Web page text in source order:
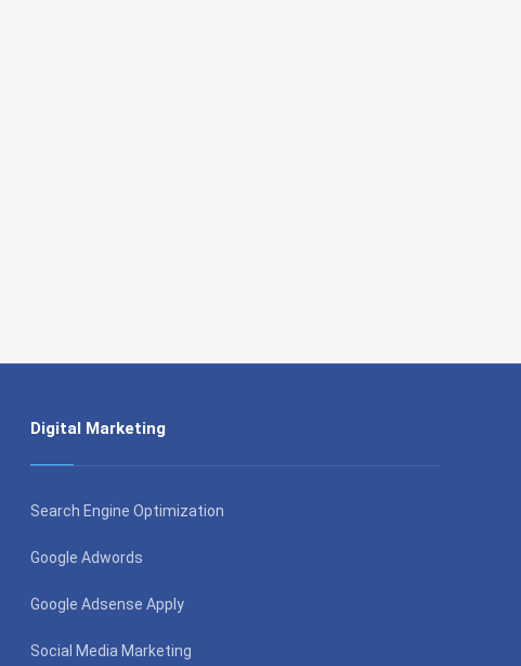
Digital Marketing
Search Engine Optimization
Google Adwords
Google Adsense Apply
Social Media Marketing